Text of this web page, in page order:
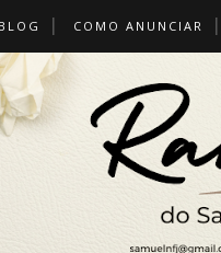
COMO ANUNCIAR